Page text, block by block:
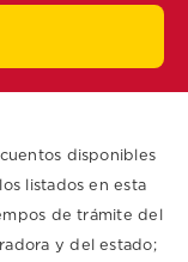
disponibles
listados en esta
de trámite del
y del estado;